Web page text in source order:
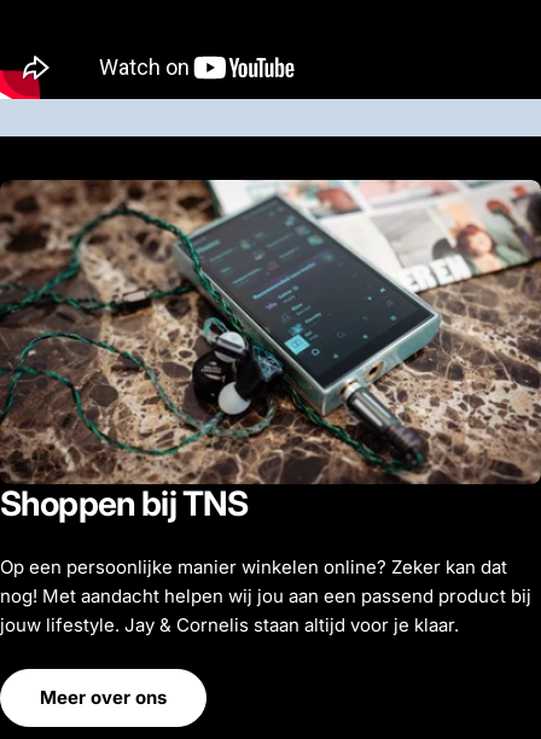
Shoppen bij TNS
Op een persoonlijke manier winkelen online? Zeker kan dat
nog! Met aandacht helpen wij jou aan een passend product bij
jouw lifestyle. Jay & Cornelis staan altijd voor je klaar.
Meer over ons